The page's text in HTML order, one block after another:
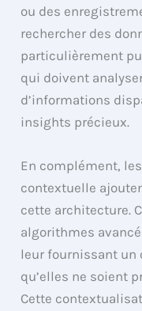
ou des
rechercher des
particulièrement
qui doivent
d’informations
insights précieux.
En complément,
contextuelle
cette architecture.
algorithmes
leur fournissant un
qu’elles ne soient
Cette